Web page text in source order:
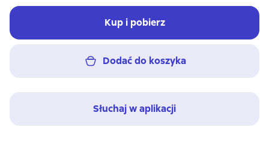
Kup i pobierz
Dodać do koszyka
Słuchaj w aplikacji